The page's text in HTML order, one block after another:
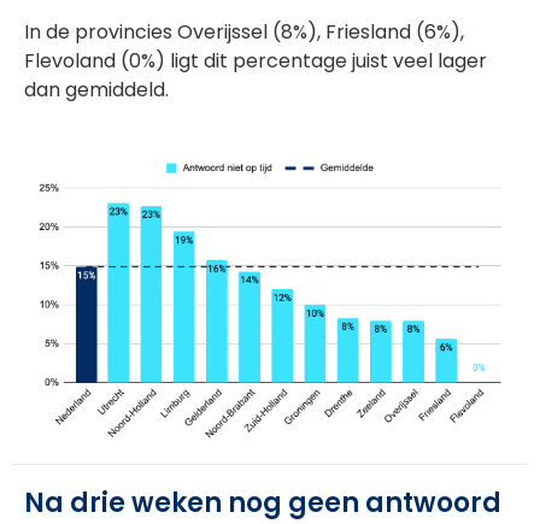
In de provincies Overijssel (8%), Friesland (6%),
Flevoland (0%) ligt dit percentage juist veel lager
dan gemiddeld.
Na drie weken nog geen antwoord